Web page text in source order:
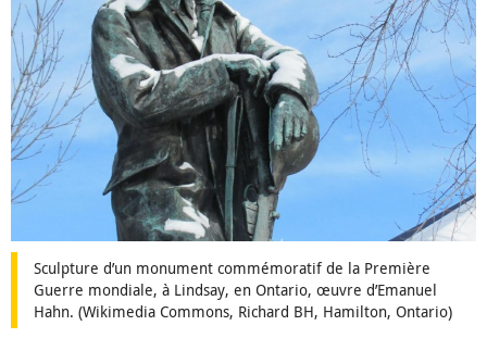
Sculpture d’un monument commémoratif de la Première
Guerre mondiale, à Lindsay, en Ontario, œuvre d’Emanuel
Hahn. (Wikimedia Commons, Richard BH, Hamilton, Ontario)